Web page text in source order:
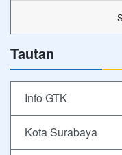
Tautan
Info GTK
Kota Surabaya